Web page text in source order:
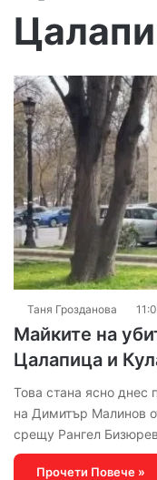
Таня Грозданова
Майките на
Цалапица и
Това стана ясно днес
на Димитър Малинов
срещу Рангел Бизюрев
Прочети Повече »